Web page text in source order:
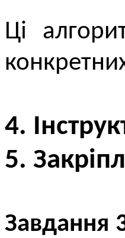
Ці
4.
5.
Завдання